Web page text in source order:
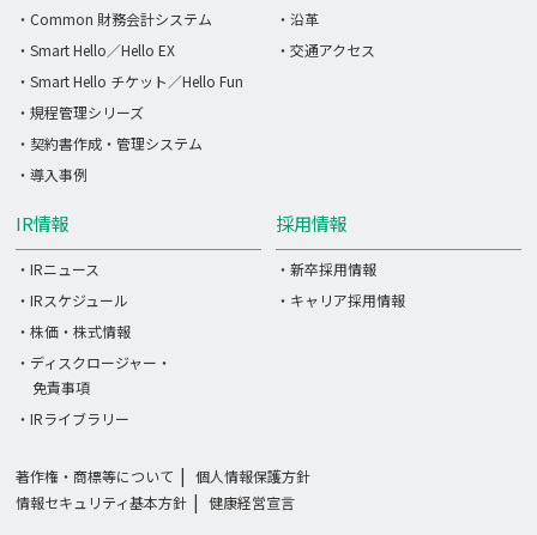
・Common 財務会計システム
・Smart Hello／Hello EX
・Smart Hello チケット／Hello Fun
・規程管理シリーズ
・契約書作成・管理システム
・導入事例
IR情報
・IRニュース
・IRスケジュール
・株価・株式情報
・ディスクロージャー・
免責事項
・IRライブラリー
採用情報
・新卒採用情報
・キャリア採用情報
・沿革
・交通アクセス
著作権・商標等について
個人情報保護方針
情報セキュリティ基本方針
健康経営宣言